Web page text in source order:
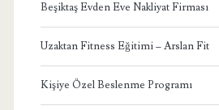
Beşiktaş Evden Eve Nakliyat Firması
Uzaktan Fitness Eğitimi – Arslan Fit
Kişiye Özel Beslenme Programı